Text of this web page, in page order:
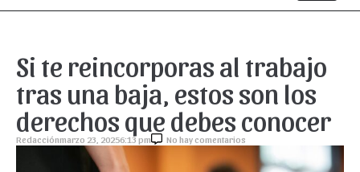
Si te reincorporas al trabajo
tras una baja, estos son los
derechos que debes conocer
Redacciónmarzo 23, 20256:13 pm No hay comentarios